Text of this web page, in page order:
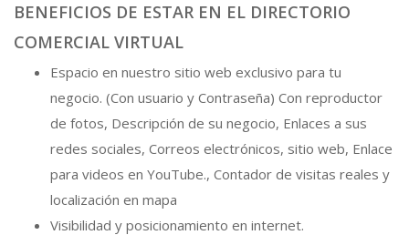
BENEFICIOS DE ESTAR EN EL DIRECTORIO
COMERCIAL VIRTUAL
Espacio en nuestro sitio web exclusivo para tu
negocio. (Con usuario y Contraseña) Con reproductor
de fotos, Descripción de su negocio, Enlaces a sus
redes sociales, Correos electrónicos, sitio web, Enlace
para videos en YouTube., Contador de visitas reales y
localización en mapa
Visibilidad y posicionamiento en internet.